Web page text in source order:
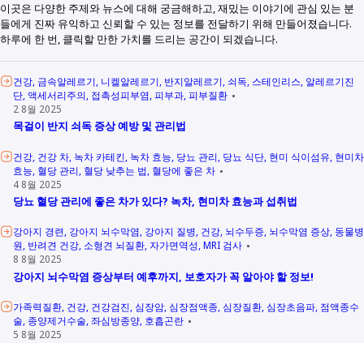
이곳은 다양한 주제와 뉴스에 대해 궁금해하고, 재밌는 이야기에 관심 있는 분
들에게 진짜 유익하고 신뢰할 수 있는 정보를 전달하기 위해 만들어졌습니다.
하루에 한 번, 클릭할 만한 가치를 드리는 공간이 되겠습니다.
건강 금속알레르기 니켈알레르기 반지알레르기 쇠독 스테인리스 알레르기진
단 액세서리주의 접촉성피부염 피부과 피부질환
2 8월 2025
목걸이 반지 쇠독 증상 예방 및 관리법
건강 건강 차 녹차 카테킨 녹차 효능 당뇨 관리 당뇨 식단 현미 식이섬유 현미차
효능 혈당 관리 혈당 낮추는 법 혈당에 좋은 차
4 8월 2025
당뇨 혈당 관리에 좋은 차가 있다? 녹차, 현미차 효능과 섭취법
강아지 경련 강아지 뇌수막염 강아지 질병 건강 뇌수두증 뇌수막염 증상 동물병
원 반려견 건강 소형견 뇌질환 자가면역성 MRI 검사
8 8월 2025
강아지 뇌수막염 증상부터 예후까지, 보호자가 꼭 알아야 할 정보!
가족력질환 건강 건강검진 심장암 심장점액종 심장질환 심장초음파 점액종수
술 종양제거수술 좌심방종양 호흡곤란
5 8월 2025